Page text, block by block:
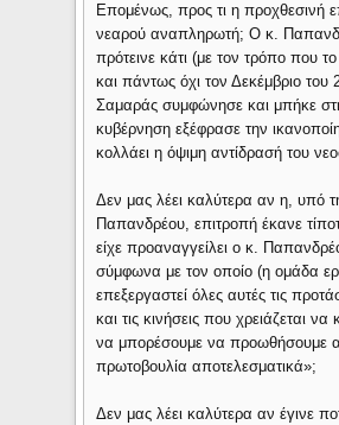
Επομένως, προς τι η προχθεσινή
νεαρού αναπληρωτή; Ο κ.
πρότεινε κάτι (με τον τρόπο που το
και πάντως όχι τον Δεκέμβριο του
Σαμαράς συμφώνησε και μπήκε
κυβέρνηση εξέφρασε την
κολλάει η όψιμη αντίδρασή του
Δεν μας λέει καλύτερα αν η, υπό
Παπανδρέου, επιτροπή έκανε
είχε προαναγγείλει ο κ.
σύμφωνα με τον οποίο (η ομάδα
επεξεργαστεί όλες αυτές τις
και τις κινήσεις που χρειάζεται να
να μπορέσουμε να προωθήσουμε
πρωτοβουλία αποτελεσματικά»;
Δεν μας λέει καλύτερα αν έγινε